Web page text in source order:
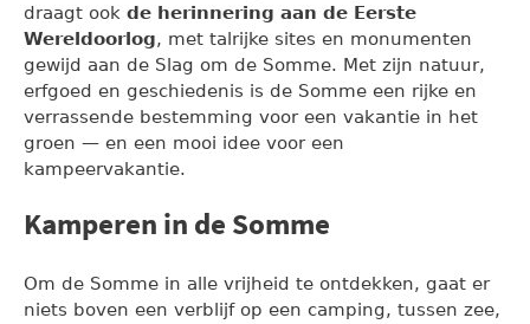
draagt ook de herinnering aan de Eerste
Wereldoorlog, met talrijke sites en monumenten
gewijd aan de Slag om de Somme. Met zijn natuur,
erfgoed en geschiedenis is de Somme een rijke en
verrassende bestemming voor een vakantie in het
groen — en een mooi idee voor een
kampeervakantie.
Kamperen in de Somme
Om de Somme in alle vrijheid te ontdekken, gaat er
niets boven een verblijf op een camping, tussen zee,